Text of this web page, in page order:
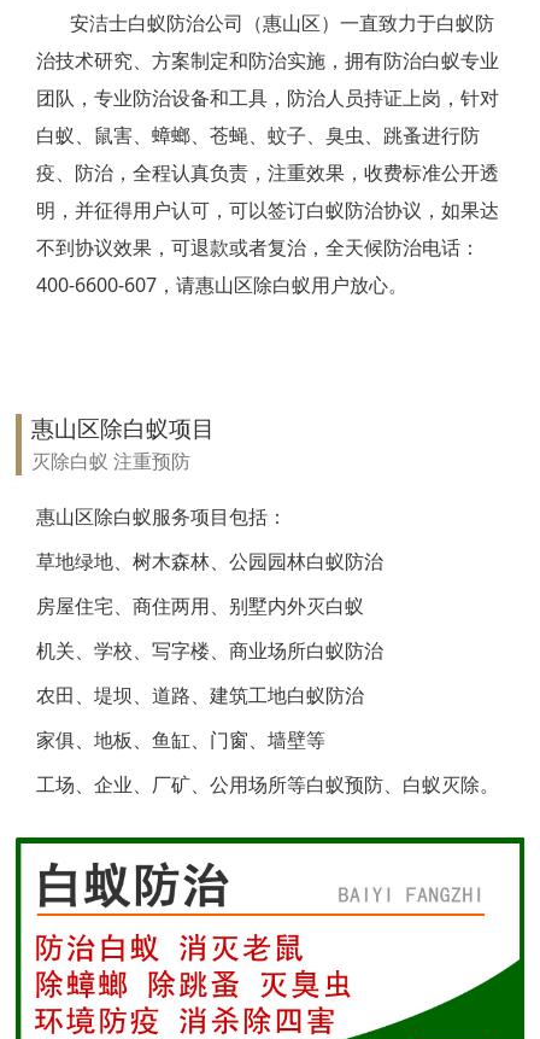
泰州白蚁防治
兴化白蚁防治
靖江白蚁防治
泰兴白蚁防治
扬州白蚁防治
宝应白蚁防治
镇江白蚁防治
丹阳白蚁防治
扬中白蚁防治
句容白蚁防治
响水白蚁防治
滨海白蚁防治
阜宁白蚁防治
射阳白蚁防治
建湖白蚁防治
东台白蚁防治
安洁士白蚁防治公司（惠山区）一直致力于白蚁防
治技术研究、方案制定和防治实施，拥有防治白蚁专业
团队，专业防治设备和工具，防治人员持证上岗，针对
白蚁、鼠害、蟑螂、苍蝇、蚊子、臭虫、跳蚤进行防
疫、防治，全程认真负责，注重效果，收费标准公开透
明，并征得用户认可，可以签订白蚁防治协议，如果达
不到协议效果，可退款或者复治，全天候防治电话：
400-6600-607，请惠山区除白蚁用户放心。
惠山区除白蚁项目
灭除白蚁 注重预防
惠山区除白蚁服务项目包括：
草地绿地、树木森林、公园园林白蚁防治
房屋住宅、商住两用、别墅内外灭白蚁
机关、学校、写字楼、商业场所白蚁防治
农田、堤坝、道路、建筑工地白蚁防治
家俱、地板、鱼缸、门窗、墙壁等
工场、企业、厂矿、公用场所等白蚁预防、白蚁灭除。